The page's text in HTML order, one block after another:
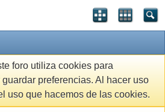
foro utiliza cookies para
preferencias. Al hacer uso
uso que hacemos de las cookies.